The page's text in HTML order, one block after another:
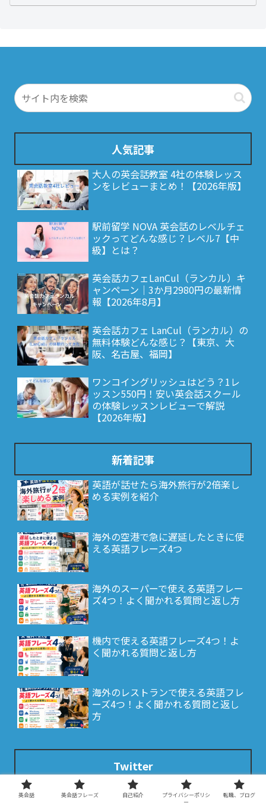
人気記事
大人の英会話教室 4社の体験レッス
ンをレビューまとめ！【2026年版】
駅前留学 NOVA 英会話のレベルチェ
ックってどんな感じ？レベル7【中
級】とは？
英会話カフェLanCul（ランカル）キ
ャンペーン｜3か月2980円の最新情
報【2026年8月】
英会話カフェ LanCul（ランカル）の
無料体験どんな感じ？【東京、大
阪、名古屋、福岡】
ワンコイングリッシュはどう？1レ
ッスン550円！安い英会話スクール
の体験レッスンレビューで解説
【2026年版】
新着記事
英語が話せたら海外旅行が2倍楽し
める実例を紹介
海外の空港で急に遅延したときに使
える英語フレーズ4つ
海外のスーパーで使える英語フレー
ズ4つ！よく聞かれる質問と返し方
機内で使える英語フレーズ4つ！よ
く聞かれる質問と返し方
海外のレストランで使える英語フレ
ーズ4つ！よく聞かれる質問と返し
方
Twitter
英会話 英会話フレーズ 自己紹介
プライバシーポリシ
ー
転職、ブログ